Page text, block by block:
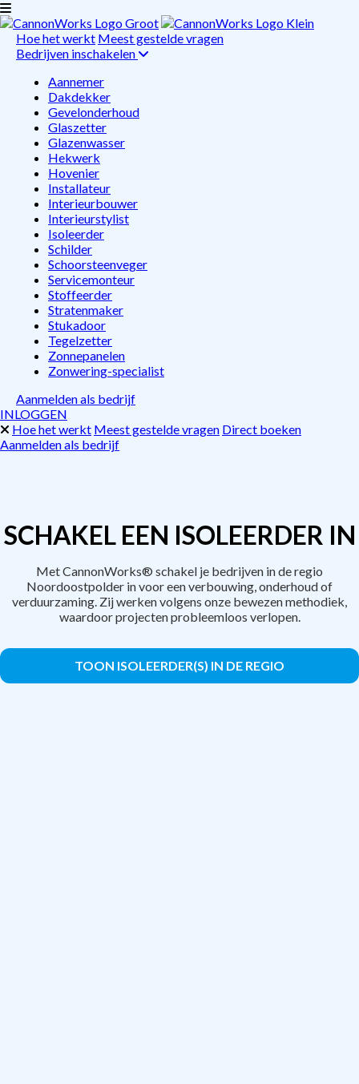
Hoe het werkt Meest gestelde vragen
Bedrijven inschakelen
Aannemer
Dakdekker
Gevelonderhoud
Glaszetter
Glazenwasser
Hekwerk
Hovenier
Installateur
Interieurbouwer
Interieurstylist
Isoleerder
Schilder
Schoorsteenveger
Servicemonteur
Stoffeerder
Stratenmaker
Stukadoor
Tegelzetter
Zonnepanelen
Zonwering-specialist
Aanmelden als bedrijf
INLOGGEN
Hoe het werkt Meest gestelde vragen Direct boeken
Aanmelden als bedrijf
SCHAKEL EEN ISOLEERDER IN
Met CannonWorks® schakel je bedrijven in de regio
Noordoostpolder in voor een verbouwing, onderhoud of
verduurzaming. Zij werken volgens onze bewezen methodiek,
waardoor projecten probleemloos verlopen.
TOON ISOLEERDER(S) IN DE REGIO